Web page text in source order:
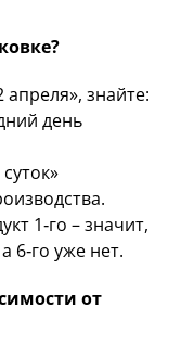
апреля», знайте:
день
1‑го – значит,
6‑го уже нет.
от